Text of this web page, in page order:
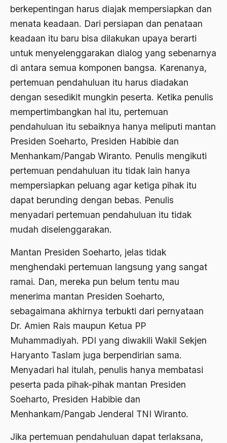
berkepentingan harus diajak mempersiapkan dan
menata keadaan. Dari persiapan dan penataan
keadaan itu baru bisa dilakukan upaya berarti
untuk menyelenggarakan dialog yang sebenarnya
di antara semua komponen bangsa. Karenanya,
pertemuan pendahuluan itu harus diadakan
dengan sesedikit mungkin peserta. Ketika penulis
mempertimbangkan hal itu, pertemuan
pendahuluan itu sebaiknya hanya meliputi mantan
Presiden Soeharto, Presiden Habibie dan
Menhankam/Pangab Wiranto. Penulis mengikuti
pertemuan pendahuluan itu tidak lain hanya
mempersiapkan peluang agar ketiga pihak itu
dapat berunding dengan bebas. Penulis
menyadari pertemuan pendahuluan itu tidak
mudah diselenggarakan.
Mantan Presiden Soeharto, jelas tidak
menghendaki pertemuan langsung yang sangat
ramai. Dan, mereka pun belum tentu mau
menerima mantan Presiden Soeharto,
sebagaimana akhirnya terbukti dari pernyataan
Dr. Amien Rais maupun Ketua PP
Muhammadiyah. PDI yang diwakili Wakil Sekjen
Haryanto Taslam juga berpendirian sama.
Menyadari hal itulah, penulis hanya membatasi
peserta pada pihak-pihak mantan Presiden
Soeharto, Presiden Habibie dan
Menhankam/Pangab Jenderal TNI Wiranto.
Jika pertemuan pendahuluan dapat terlaksana,
2005
2004
2003
2002
2001
2000
1998
1997
1995
1994
1992
1991
1990
1989
1987
1986
1985
1984
Abolisi
Aboulhasan Bani Sadr
Abu AMrin Ibnu Alla'
Abu Bakar Ba’asyir
Abu Hanifah
abu jihad
Abu Sangkan
Aceh
Ad-daulah
Adagium
Adat dan Syari'at
Adat Ngada
Adat Pra-Islam
Adat Siri
Adi Sasono
Adil dan Makmur
Administrasi Negara
Adnan Buyung Nasution